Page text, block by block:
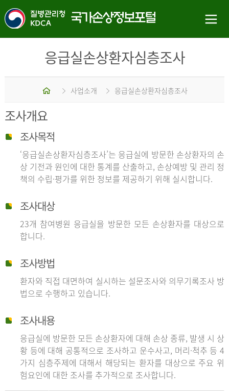
응급실손상환자심층조사
홈 사업소개 응급실손상환자심층조사
조사개요
조사목적
‘응급실손상환자심층조사’는 응급실에 방문한 손상환자의 손
상 기전과 원인에 대한 통계를 산출하고, 손상예방 및 관리 정
책의 수립·평가를 위한 정보를 제공하기 위해 실시합니다.
조사대상
23개 참여병원 응급실을 방문한 모든 손상환자를 대상으로
합니다.
조사방법
환자와 직접 대면하여 실시하는 설문조사와 의무기록조사 방
법으로 수행하고 있습니다.
조사내용
응급실에 방문한 모든 손상환자에 대해 손상 종류, 발생 시 상
황 등에 대해 공통적으로 조사하고 운수사고, 머리·척추 등 4
가지 심층주제에 대해서 해당되는 환자를 대상으로 주요 위
험요인에 대한 조사를 추가적으로 조사합니다.